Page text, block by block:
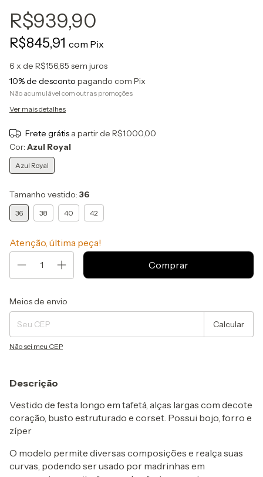
R$939,90
R$845,91 com Pix
6 x de R$156,65 sem juros
10% de desconto pagando com Pix
Não acumulável com outras promoções
Ver mais detalhes
Frete grátis a partir de R$1.000,00
Cor: Azul Royal
Azul Royal
Tamanho vestido: 36
36 38 40 42
Atenção, última peça!
Entregas para o CEP:
Meios de envio
Calcular
Não sei meu CEP
Descrição
Vestido de festa longo em tafetá, alças largas com decote
coração, busto estruturado e corset. Possui bojo, forro e
zíper
O modelo permite diversas composições e realça suas
curvas, podendo ser usado por madrinhas em